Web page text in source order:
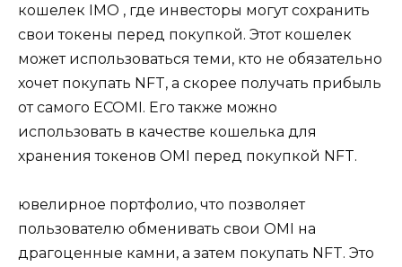
кошелек IMO , где инвесторы могут сохранить
свои токены перед покупкой. Этот кошелек
может использоваться теми, кто не обязательно
хочет покупать NFT, а скорее получать прибыль
от самого ECOMI. Его также можно
использовать в качестве кошелька для
хранения токенов OMI перед покупкой NFT.
ювелирное портфолио, что позволяет
пользователю обменивать свои OMI на
драгоценные камни, а затем покупать NFT. Это